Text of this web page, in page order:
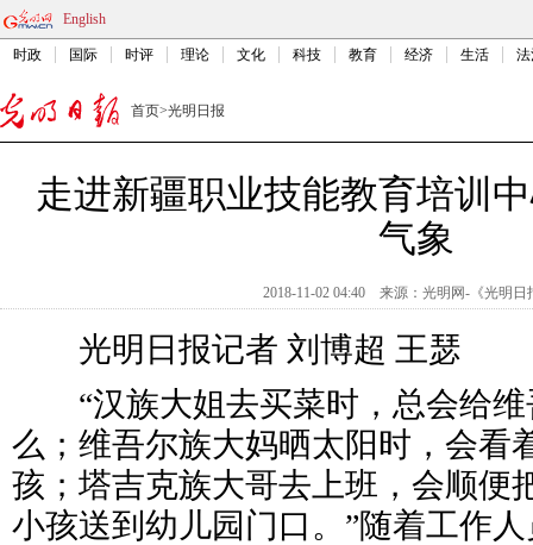
English
时政 国际 时评 理论 文化 科技 教育 经济 生活
首页>光明日报
走进新疆职业技能教育培训
气象
2018-11-02 04:40 来源： 光明网-《光明日
光明日报记者 刘博超 王瑟
“汉族大姐去买菜时，总会给维
么；维吾尔族大妈晒太阳时，会看
孩；塔吉克族大哥去上班，会顺便
小孩送到幼儿园门口。”随着工作